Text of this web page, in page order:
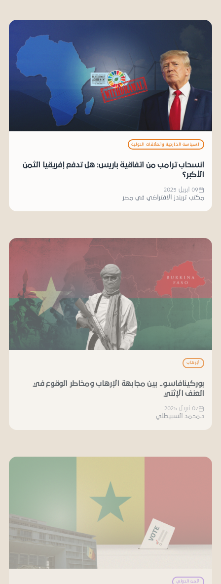
السياسة الخارجية والعلاقات الدولية
انسحاب ترامب من اتفاقية باريس: هل تدفع إفريقيا الثمن
الأكبر؟
09 أبريل 2025
مكتب تريندز الافتراضي في مصر
الإرهاب
بوركينافاسو.. بين مجابهة الإرهاب ومخاطر الوقوع في
العنف الإثني
07 أبريل 2025
د.محمد السبيطلي
الأمن الدولي